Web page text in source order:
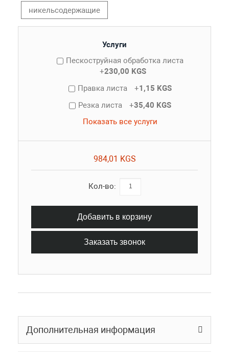
никельсодержащие
Услуги
Пескоструйная обработка листа
+230,00 KGS
Правка листа
+1,15 KGS
Резка листа
+35,40 KGS
Показать все услуги
984,01 KGS
Кол-во:
Добавить в корзину
Заказать звонок
Дополнительная информация